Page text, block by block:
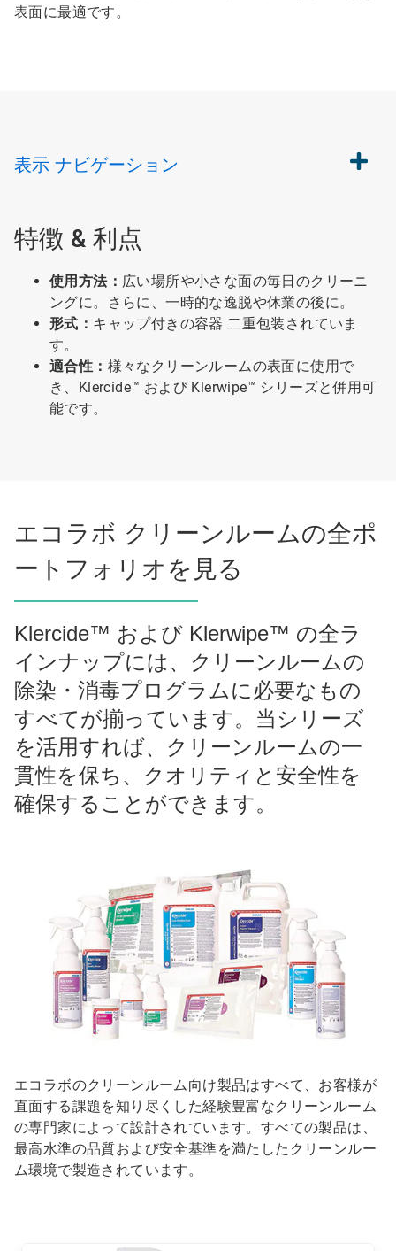
表面に最適です。
表示 ナビゲーション
特徴 & 利点
使用方法： 広い場所や小さな面の毎日のクリーニ
ングに。さらに、一時的な逸脱や休業の後に。
形式： キャップ付きの容器 二重包装されていま
す。
適合性： 様々なクリーンルームの表面に使用で
き、Klercide™ および Klerwipe™ シリーズと併用可
能です。
エコラボ クリーンルームの全ポ
ートフォリオを見る
Klercide™ および Klerwipe™ の全ラ
インナップには、クリーンルームの
除染・消毒プログラムに必要なもの
すべてが揃っています。当シリーズ
を活用すれば、クリーンルームの一
貫性を保ち、クオリティと安全性を
確保することができます。
エコラボのクリーンルーム向け製品はすべて、お客様が
直面する課題を知り尽くした経験豊富なクリーンルーム
の専門家によって設計されています。すべての製品は、
最高水準の品質および安全基準を満たしたクリーンルー
ム環境で製造されています。